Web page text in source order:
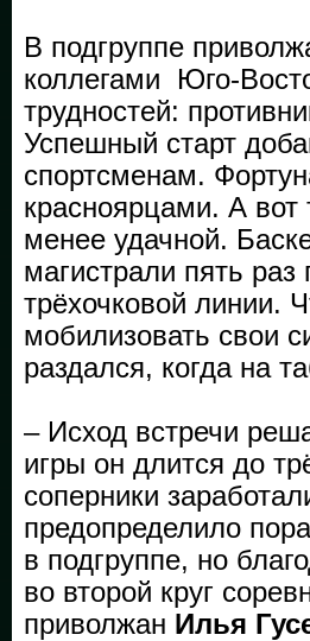
В подгруппе
коллегами Юго-
трудностей:
Успешный старт
спортсменам.
красноярцами. А вот
менее удачной.
магистрали пять
трёхочковой линии.
мобилизовать свои
раздался, когда на
– Исход встречи
игры он длится до
соперники
предопределило
в подгруппе, но
во второй круг
приволжан Илья